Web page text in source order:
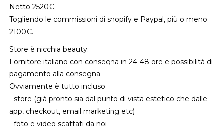
Netto 2520€.
Togliendo le commissioni di shopify e Paypal, più o meno
2100€.
Store è nicchia beauty.
Fornitore italiano con consegna in 24-48 ore e possibilità di
pagamento alla consegna
Ovviamente è tutto incluso
- store (già pronto sia dal punto di vista estetico che dalle
app, checkout, email marketing etc)
- foto e video scattati da noi